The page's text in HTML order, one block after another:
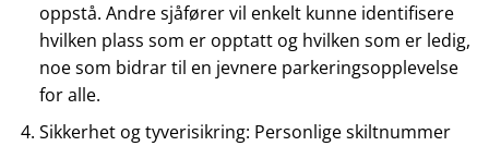
oppstå. Andre sjåfører vil enkelt kunne identifisere
hvilken plass som er opptatt og hvilken som er ledig,
noe som bidrar til en jevnere parkeringsopplevelse
for alle.
Sikkerhet og tyverisikring: Personlige skiltnummer